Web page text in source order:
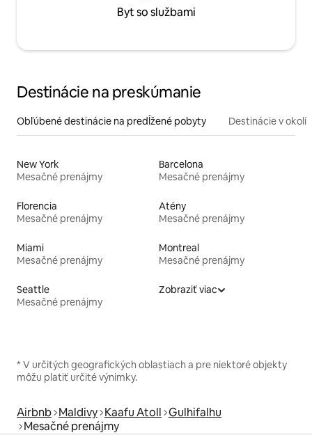
Byt so službami
Destinácie na preskúmanie
Obľúbené destinácie na predĺžené pobyty Destinácie v okolí
New York
Mesačné prenájmy
Barcelona
Mesačné prenájmy
Florencia
Mesačné prenájmy
Atény
Mesačné prenájmy
Miami
Mesačné prenájmy
Montreal
Mesačné prenájmy
Seattle
Mesačné prenájmy
Zobraziť viac
* V určitých geografických oblastiach a pre niektoré objekty
môžu platiť určité výnimky.
Airbnb Maldivy Kaafu Atoll Gulhifalhu
Mesačné prenájmy